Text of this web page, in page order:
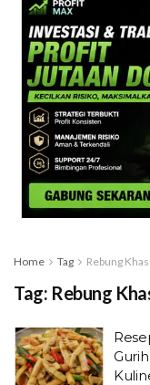
Home Tag Rebung
Tag: Rebung